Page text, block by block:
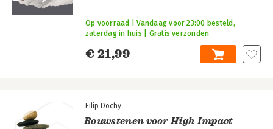
€ 21,99
Op voorraad | Vandaag voor 23:00 besteld,
zaterdag in huis | Gratis verzonden
Filip Dochy
Bouwstenen voor High Impact